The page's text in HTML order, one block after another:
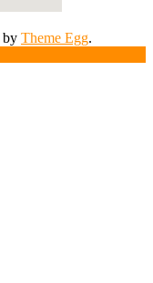
by Theme Egg.